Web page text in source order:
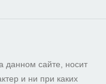
сайте, носит
и ни при каких